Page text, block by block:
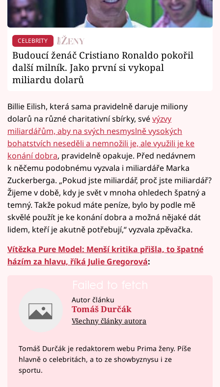
CELEBRITY
Budoucí ženáč Cristiano Ronaldo pokořil
další milník. Jako první si vykopal
miliardu dolarů
Billie Eilish, která sama pravidelně daruje miliony
dolarů na různé charitativní sbírky, svévýzvy
miliardářům, aby na svých nesmyslně vysokých
bohatstvích neseděli a nemnožili je, ale využili je ke
konání dobra, pravidelně opakuje. Před nedávnem
k něčemu podobnému vyzvala i miliardáře Marka
Zuckerberga. „Pokud jste miliardář, proč jste miliardář?
Žijeme v době, kdy je svět v mnoha ohledech špatný a
temný. Takže pokud máte peníze, bylo by podle mě
skvělé použít je ke konání dobra a možná nějaké dát
lidem, kteří je akutně potřebují,“ vyzvala zpěvačka.
Vítězka Pure Model: Menší kritika přišla, to špatné
házím za hlavu, říká Julie Gregorová:
Failed to fetch
Autor článku
Tomáš Durčák
Všechny články autora
Tomáš Durčák je redaktorem webu Prima ženy. Píše
hlavně o celebritách, a to ze showbyznysu i ze
sportu.